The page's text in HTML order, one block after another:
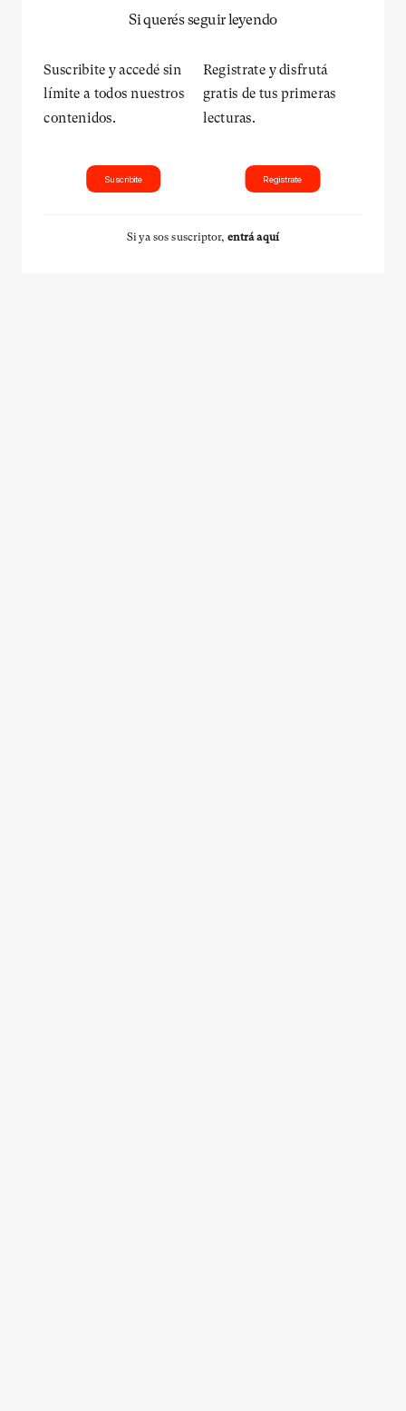
Si querés seguir leyendo
Suscribite y accedé sin
límite a todos nuestros
contenidos.
Suscribite
Registrate y disfrutá
gratis de tus primeras
lecturas.
Registrate
Si ya sos suscriptor, entrá aquí